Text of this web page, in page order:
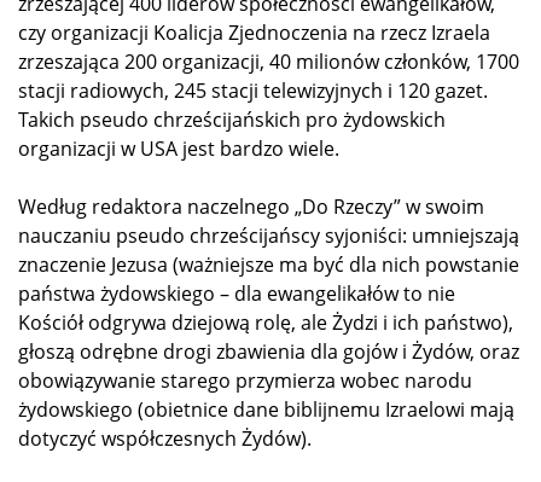
czy organizacji Koalicja Zjednoczenia na rzecz Izraela
zrzeszająca 200 organizacji, 40 milionów członków, 1700
stacji radiowych, 245 stacji telewizyjnych i 120 gazet.
Takich pseudo chrześcijańskich pro żydowskich
organizacji w USA jest bardzo wiele.
Według redaktora naczelnego „Do Rzeczy” w swoim
nauczaniu pseudo chrześcijańscy syjoniści: umniejszają
znaczenie Jezusa (ważniejsze ma być dla nich powstanie
państwa żydowskiego – dla ewangelikałów to nie
Kościół odgrywa dziejową rolę, ale Żydzi i ich państwo),
głoszą odrębne drogi zbawienia dla gojów i Żydów, oraz
obowiązywanie starego przymierza wobec narodu
żydowskiego (obietnice dane biblijnemu Izraelowi mają
dotyczyć współczesnych Żydów).